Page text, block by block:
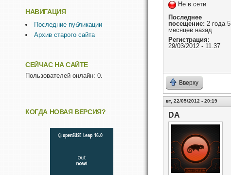
Не в сети
Последнее
посещение: 2 года 5
месяцев назад
Регистрация:
29/03/2012 - 11:37
Вверху
вт, 22/05/2012 - 20:19
DA
НАВИГАЦИЯ
Последние публикации
Архив старого сайта
СЕЙЧАС НА САЙТЕ
Пользователей онлайн: 0.
КОГДА НОВАЯ ВЕРСИЯ?